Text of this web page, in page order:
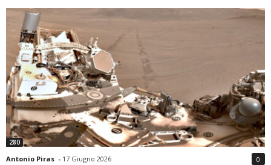
280
Antonio Piras - 17 Giugno 2026 0